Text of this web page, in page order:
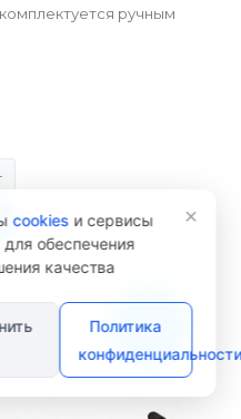
сайта
Готов помочь
мне, если у
появятся вопросы.
ручным
cookies и сервисы
обеспечения
качества
Политика
конфиденциальности
×